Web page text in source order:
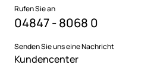
Rufen Sie an
04847 - 8068 0
Senden Sie uns eine Nachricht
Kundencenter